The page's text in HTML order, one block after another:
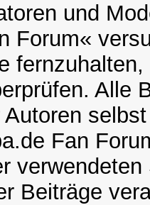
und
Forum«
Alle
Fan
Beiträge